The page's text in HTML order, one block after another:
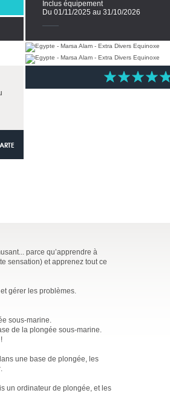
Inclus équipement
Du 01/11/2025 au 31/10/2026
parce qu’apprendre à
sensation) et apprenez tout ce
gérer les problèmes.
sous-marine.
de la plongée sous-marine.
une base de plongée, les
.
un ordinateur de plongée, et les